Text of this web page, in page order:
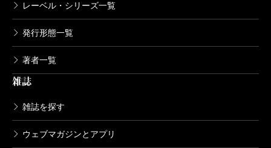
レーベル・シリーズ一覧
発行形態一覧
著者一覧
雑誌
雑誌を探す
ウェブマガジンとアプリ